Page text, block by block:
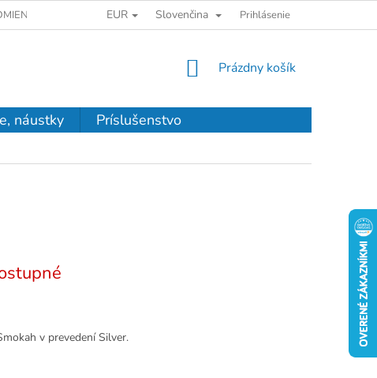
OCHRANY OSOBNÝCH ÚDAJOV
EUR Slovenčina Prihlásenie
NÁKUPNÝ
Prázdny košík
náustky Príslušenstvo
v prevedení Silver.